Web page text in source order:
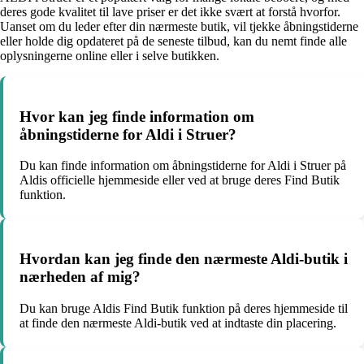
deres gode kvalitet til lave priser er det ikke svært at forstå hvorfor.
Uanset om du leder efter din nærmeste butik, vil tjekke åbningstiderne
eller holde dig opdateret på de seneste tilbud, kan du nemt finde alle
oplysningerne online eller i selve butikken.
Hvor kan jeg finde information om
åbningstiderne for Aldi i Struer?
Du kan finde information om åbningstiderne for Aldi i Struer på
Aldis officielle hjemmeside eller ved at bruge deres Find Butik
funktion.
Hvordan kan jeg finde den nærmeste Aldi-butik i
nærheden af mig?
Du kan bruge Aldis Find Butik funktion på deres hjemmeside til
at finde den nærmeste Aldi-butik ved at indtaste din placering.